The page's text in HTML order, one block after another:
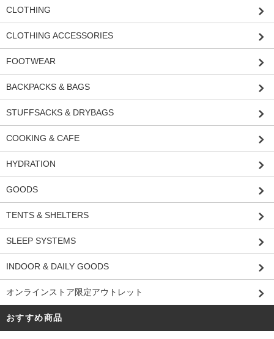
CLOTHING
CLOTHING ACCESSORIES
FOOTWEAR
BACKPACKS & BAGS
STUFFSACKS & DRYBAGS
COOKING & CAFE
HYDRATION
GOODS
TENTS & SHELTERS
SLEEP SYSTEMS
INDOOR & DAILY GOODS
オンラインストア限定アウトレット
おすすめ商品